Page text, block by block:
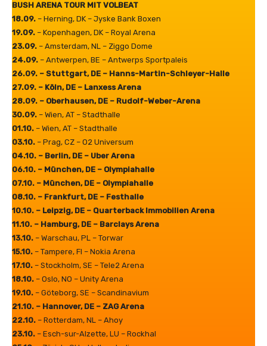
]
“
v
o
n
Y
o
u
T
u
b
e
a
n
z
e
i
g
e
n
BUSH ARENA TOUR MIT VOLBEAT
18.09. – Herning, DK – Jyske Bank Boxen
19.09. – Kopenhagen, DK – Royal Arena
23.09. – Amsterdam, NL – Ziggo Dome
24.09. – Antwerpen, BE – Antwerps Sportpaleis
26.09. – Stuttgart, DE – Hanns-Martin-Schleyer-Halle
27.09. – Köln, DE – Lanxess Arena
28.09. – Oberhausen, DE – Rudolf-Weber-Arena
30.09. – Wien, AT – Stadthalle
01.10. – Wien, AT – Stadthalle
03.10. – Prag, CZ – O2 Universum
04.10. – Berlin, DE – Uber Arena
06.10. – München, DE – Olympiahalle
07.10. – München, DE – Olympiahalle
08.10. – Frankfurt, DE – Festhalle
10.10. – Leipzig, DE – Quarterback Immobilien Arena
11.10. – Hamburg, DE – Barclays Arena
13.10. – Warschau, PL – Torwar
15.10. – Tampere, FI – Nokia Arena
17.10. – Stockholm, SE – Tele2 Arena
18.10. – Oslo, NO – Unity Arena
19.10. – Göteborg, SE – Scandinavium
21.10. – Hannover, DE – ZAG Arena
22.10. – Rotterdam, NL – Ahoy
23.10. – Esch-sur-Alzette, LU – Rockhal